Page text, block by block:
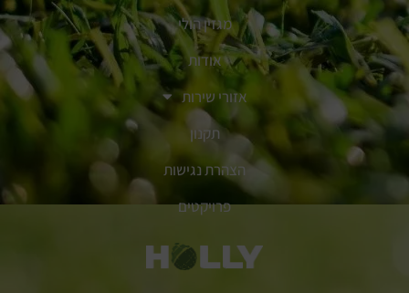
מגזין הולי
אודות
אזורי שירות
תקנון
הצהרת נגישות
פרויקטים